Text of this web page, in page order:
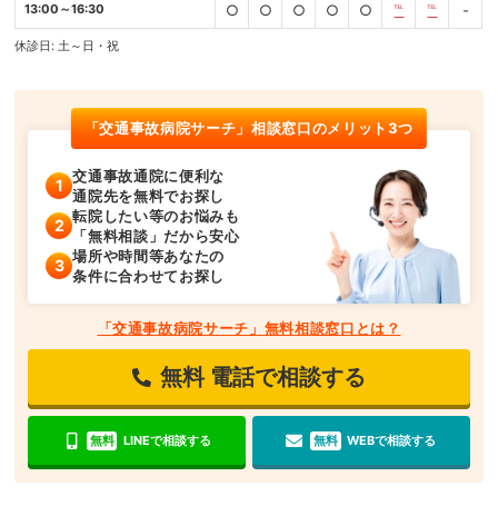
13:00～16:30 ○ ○ ○ ○ ○ ℡ ℡ -
休診日: 土～日・祝
「交通事故病院サーチ」相談窓口のメリット3つ
交通事故通院に便利な
通院先を無料でお探し
転院したい等のお悩みも
「無料相談」だから安心
場所や時間等あなたの
条件に合わせてお探し
「交通事故病院サーチ」無料相談窓口とは？
無料 電話で相談する
無料 LINEで相談する 無料 WEBで相談する